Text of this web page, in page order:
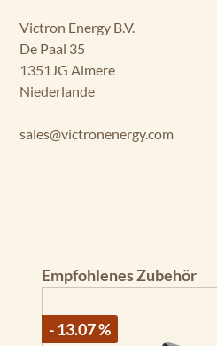
Victron Energy B.V.
De Paal 35
1351JG Almere
Niederlande
sales@victronenergy.com
Produktgalerie überspringen
Empfohlenes Zubehör
- 13.07 %